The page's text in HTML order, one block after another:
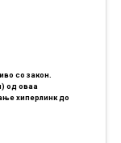
со закон.
од оваа
хиперлинк до